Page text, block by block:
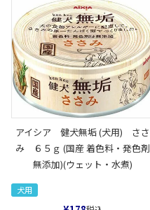
アイシア 健犬無垢 (犬用) ささ
み ６５ｇ (国産 着色料・発色剤
無添加)(ウェット・水煮)
犬用